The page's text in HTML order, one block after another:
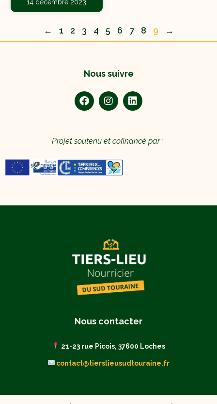
14 décembre 2023
← 1 2 3 4 5 6 7 8 9 →
Nous contacter
21-23 rue Picois, 37600 Loches
contact@tierslieusudtouraine.fr
Nous suivre
Projet soutenu et cofinancé par :